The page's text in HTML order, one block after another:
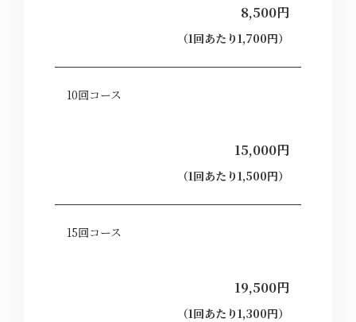
8,500円
（1回あたり1,700円）
10回コース
15,000円
（1回あたり1,500円）
15回コース
19,500円
（1回あたり1,300円）